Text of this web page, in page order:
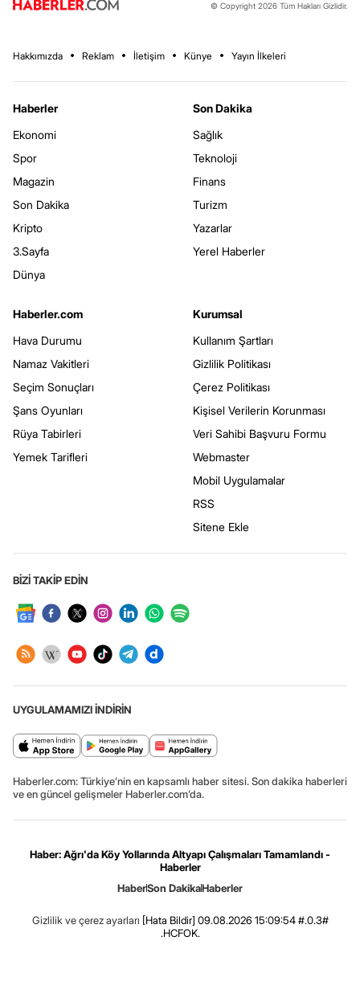
© Copyright 2026 Tüm Hakları Gizlidir.
Hakkımızda Reklam İletişim Künye Yayın İlkeleri
Haberler
Ekonomi
Spor
Magazin
Son Dakika
Kripto
3.Sayfa
Dünya
Son Dakika
Sağlık
Teknoloji
Finans
Turizm
Yazarlar
Yerel Haberler
Haberler.com
Hava Durumu
Namaz Vakitleri
Seçim Sonuçları
Şans Oyunları
Rüya Tabirleri
Yemek Tarifleri
Kurumsal
Kullanım Şartları
Gizlilik Politikası
Çerez Politikası
Kişisel Verilerin Korunması
Veri Sahibi Başvuru Formu
Webmaster
Mobil Uygulamalar
RSS
Sitene Ekle
BİZİ TAKİP EDİN
UYGULAMAMIZI İNDİRİN
Haberler.com: Türkiye’nin en kapsamlı haber sitesi. Son dakika haberleri
ve en güncel gelişmeler Haberler.com’da.
Haber: Ağrı'da Köy Yollarında Altyapı Çalışmaları Tamamlandı -
Haberler
HaberSon DakikaHaberler
Gizlilik ve çerez ayarları [Hata Bildir] 09.08.2026 15:09:54 #.0.3#
.HCFOK.